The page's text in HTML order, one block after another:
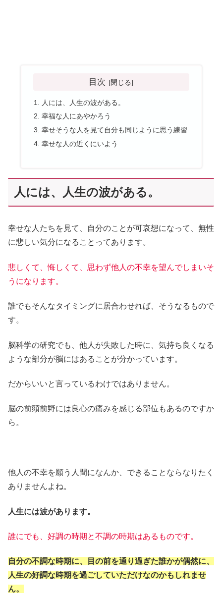
目次
人には、人生の波がある。
幸福な人にあやかろう
幸せそうな人を見て自分も同じように思う練習
幸せな人の近くにいよう
人には、人生の波がある。
幸せな人たちを見て、自分のことが可哀想になって、無性
に悲しい気分になることってあります。
悲しくて、悔しくて、思わず他人の不幸を望んでしまいそ
うになります。
誰でもそんなタイミングに居合わせれば、そうなるもので
す。
脳科学の研究でも、他人が失敗した時に、気持ち良くなる
ような部分が脳にはあることが分かっています。
だからいいと言っているわけではありません。
脳の前頭前野には良心の痛みを感じる部位もあるのですか
ら。
他人の不幸を願う人間になんか、できることならなりたく
ありませんよね。
人生には波があります。
誰にでも、好調の時期と不調の時期はあるものです。
自分の不調な時期に、目の前を通り過ぎた誰かが偶然に、
人生の好調な時期を過ごしていただけなのかもしれませ
ん。